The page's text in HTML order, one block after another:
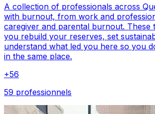
A collection of professionals across
with burnout, from work and
caregiver and parental burnout. These
you rebuild your reserves, set
understand what led you here so you
in the same place.
+56
59 professionnels